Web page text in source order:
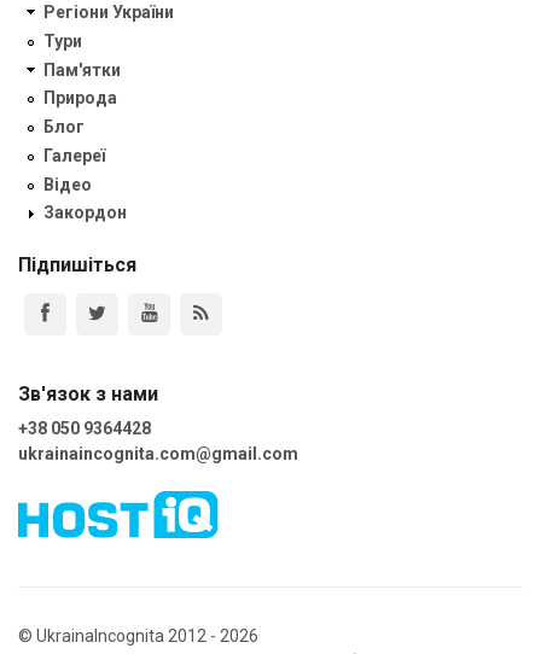
Регіони України
Тури
Пам'ятки
Природа
Блог
Галереї
Відео
Закордон
Підпишіться
Зв'язок з нами
+38 050 9364428
ukrainaincognita.com@gmail.com
© UkrainaIncognita 2012 - 2026